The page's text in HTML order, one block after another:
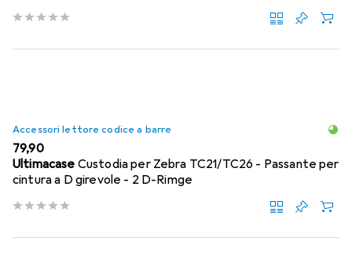
Accessori lettore codice a barre
EUR
79,90
Ultimacase Custodia per Zebra TC21/TC26 - Passante per
cintura a D girevole - 2 D-Rimge